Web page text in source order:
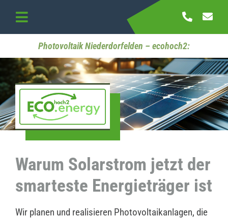
content
Toggle
Navigation
Startseite
Referenzen
Kontakt
Photovoltaik Niederdorfelden – ecohoch2:
Warum Solarstrom jetzt der
smarteste Energieträger ist
Wir planen und realisieren Photovoltaikanlagen, die